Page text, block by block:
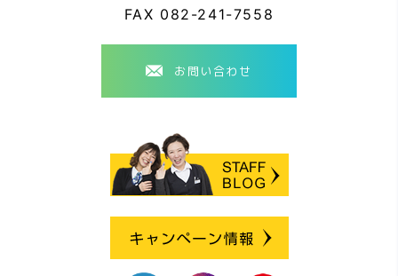
FAX 082-241-7558
お問い合わせ